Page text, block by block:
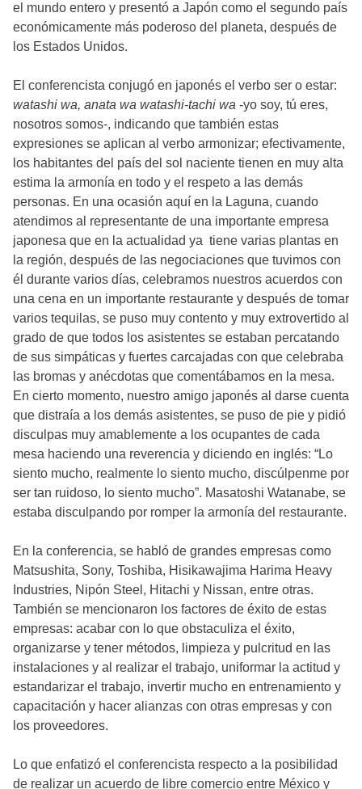
el mundo entero y presentó a Japón como el segundo país
económicamente más poderoso del planeta, después de
los Estados Unidos.
El conferencista conjugó en japonés el verbo ser o estar:
watashi wa, anata wa watashi-tachi wa -yo soy, tú eres,
nosotros somos-, indicando que también estas
expresiones se aplican al verbo armonizar; efectivamente,
los habitantes del país del sol naciente tienen en muy alta
estima la armonía en todo y el respeto a las demás
personas. En una ocasión aquí en la Laguna, cuando
atendimos al representante de una importante empresa
japonesa que en la actualidad ya tiene varias plantas en
la región, después de las negociaciones que tuvimos con
él durante varios días, celebramos nuestros acuerdos con
una cena en un importante restaurante y después de tomar
varios tequilas, se puso muy contento y muy extrovertido al
grado de que todos los asistentes se estaban percatando
de sus simpáticas y fuertes carcajadas con que celebraba
las bromas y anécdotas que comentábamos en la mesa.
En cierto momento, nuestro amigo japonés al darse cuenta
que distraía a los demás asistentes, se puso de pie y pidió
disculpas muy amablemente a los ocupantes de cada
mesa haciendo una reverencia y diciendo en inglés: “Lo
siento mucho, realmente lo siento mucho, discúlpenme por
ser tan ruidoso, lo siento mucho”. Masatoshi Watanabe, se
estaba disculpando por romper la armonía del restaurante.
En la conferencia, se habló de grandes empresas como
Matsushita, Sony, Toshiba, Hisikawajima Harima Heavy
Industries, Nipón Steel, Hitachi y Nissan, entre otras.
También se mencionaron los factores de éxito de estas
empresas: acabar con lo que obstaculiza el éxito,
organizarse y tener métodos, limpieza y pulcritud en las
instalaciones y al realizar el trabajo, uniformar la actitud y
estandarizar el trabajo, invertir mucho en entrenamiento y
capacitación y hacer alianzas con otras empresas y con
los proveedores.
Lo que enfatizó el conferencista respecto a la posibilidad
de realizar un acuerdo de libre comercio entre México y